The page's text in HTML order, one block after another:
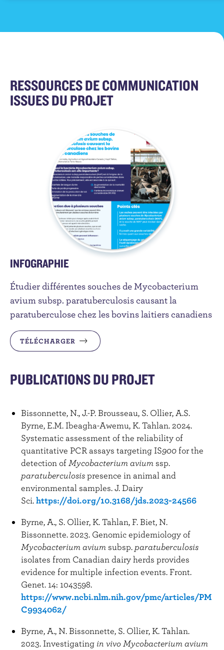
RESSOURCES DE COMMUNICATION
ISSUES DU PROJET
INFOGRAPHIE
Étudier différentes souches de Mycobacterium
avium subsp. paratuberculosis causant la
paratuberculose chez les bovins laitiers canadiens
TÉLÉCHARGER
PUBLICATIONS DU PROJET
Bissonnette, N., J.-P. Brousseau, S. Ollier, A.S.
Byrne, E.M. Ibeagha-Awemu, K. Tahlan. 2024.
Systematic assessment of the reliability of
quantitative PCR assays targeting IS900for the
detection ofMycobacterium aviumssp.
paratuberculosispresence in animal and
environmental samples. J. Dairy
Sci.https://doi.org/10.3168/jds.2023-24566
Byrne, A., S. Ollier, K. Tahlan, F. Biet, N.
Bissonnette. 2023. Genomic epidemiology of
Mycobacterium aviumsubsp. paratuberculosis
isolates from Canadian dairy herds provides
evidence for multiple infection events. Front.
Genet. 14: 1043598.
https://www.ncbi.nlm.nih.gov/pmc/articles/PM
C9934062/
Byrne, A., N. Bissonnette, S. Ollier, K. Tahlan.
2023. Investigating in vivo Mycobacterium avium